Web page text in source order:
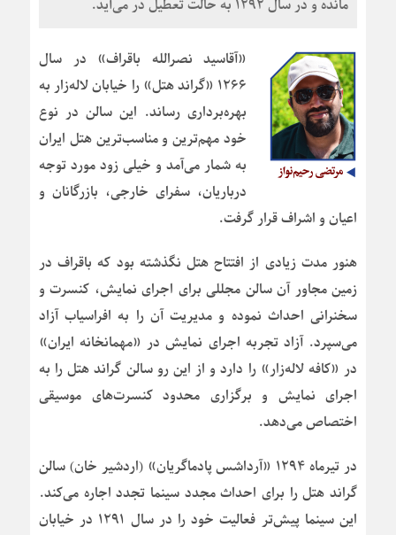
مانده و در سال ۱۲۹۲ به حالت تعطیل در می‌آید.
«آقاسید نصرالله باقراف» در سال
۱۲۶۶ «گراند هتل» را خیابان لاله‌زار به
بهره‌برداری رساند. این سالن در نوع
خود مهم‌ترین و مناسب‌ترین هتل ایران
به شمار می‌آمد و خیلی زود مورد توجه
درباریان، سفرای خارجی، بازرگانان و
اعیان و اشراف قرار گرفت.
هنور مدت زیادی از افتتاح هتل نگذشته بود که باقراف در
زمین مجاور آن سالن مجللی برای اجرای نمایش، کنسرت و
سخنرانی احداث نموده و مدیریت آن را به افراسیاب آزاد
می‌سپرد. آزاد تجربه اجرای نمایش در «مهمانخانه ایران»
در «کافه لاله‌زار» را دارد و از این رو سالن گراند هتل را به
اجرای نمایش و برگزاری محدود کنسرت‌های موسیقی
اختصاص می‌دهد.
در تیرماه ۱۲۹۴ «آرداشس پادماگریان» (اردشیر خان) سالن
گراند هتل را برای احداث مجدد سینما تجدد اجاره می‌کند.
این سینما پیش‌تر فعالیت خود را در سال ۱۲۹۱ در خیابان